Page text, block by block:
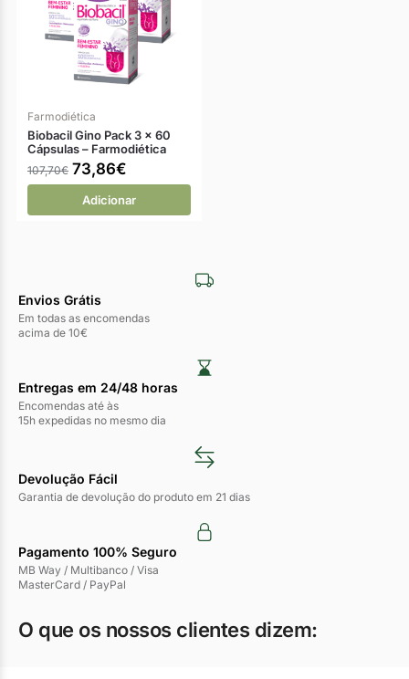
Farmodiética
Biobacil Gino Pack 3 x 60
Cápsulas – Farmodiética
107,70€ 73,86€
Adicionar
Envios Grátis
Em todas as encomendas
acima de 10€
Entregas em 24/48 horas​
Encomendas até às
15h expedidas no mesmo dia
Devolução Fácil
Garantia de devolução do produto em 21 dias
Pagamento 100% Seguro
MB Way / Multibanco / Visa
MasterCard / PayPal
O que os nossos clientes dizem: